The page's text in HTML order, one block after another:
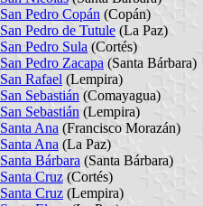
San Pedro Copán (Copán)
San Pedro de Tutule (La Paz)
San Pedro Sula (Cortés)
San Pedro Zacapa (Santa Bárbara)
San Rafael (Lempira)
San Sebastián (Comayagua)
San Sebastián (Lempira)
Santa Ana (Francisco Morazán)
Santa Ana (La Paz)
Santa Bárbara (Santa Bárbara)
Santa Cruz (Cortés)
Santa Cruz (Lempira)